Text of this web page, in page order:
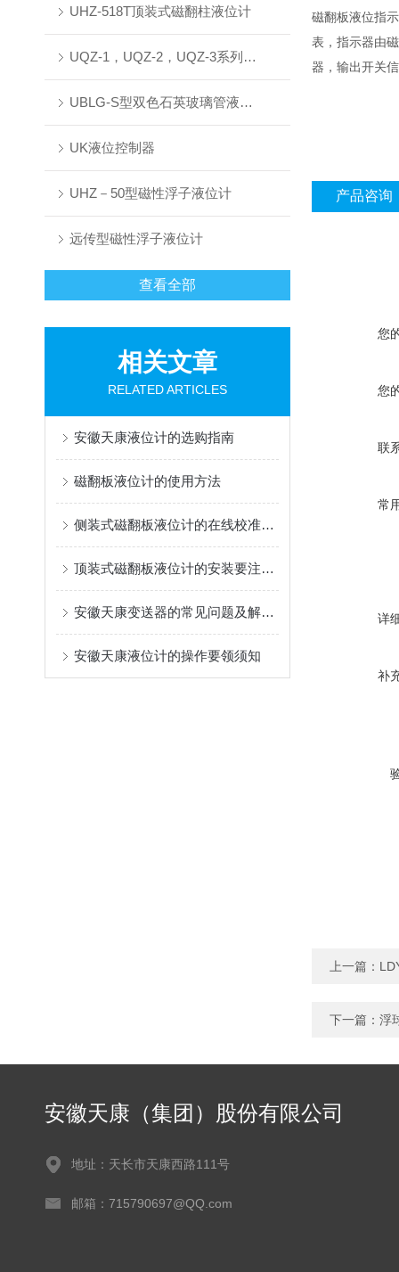
UHZ-518T顶装式磁翻柱液位计
UQZ-1，UQZ-2，UQZ-3系列液位计浮球
UBLG-S型双色石英玻璃管液位计
UK液位控制器
UHZ－50型磁性浮子液位计
远传型磁性浮子液位计
查看全部
相关文章
RELATED ARTICLES
安徽天康液位计的选购指南
磁翻板液位计的使用方法
侧装式磁翻板液位计的在线校准说明
顶装式磁翻板液位计的安装要注意哪些？
安徽天康变送器的常见问题及解决方法
安徽天康液位计的操作要领须知
磁翻板液位指
表，指示器由
器，输出开关
产品咨询
您
您
联
常
详
补
上一篇：
下一篇： 浮
安徽天康（集团）股份有限公司
地址：天长市天康西路111号
邮箱：715790697@QQ.com